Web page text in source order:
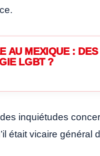
AU MEXIQUE :
LGBT ?
inquiétudes
était vicaire général